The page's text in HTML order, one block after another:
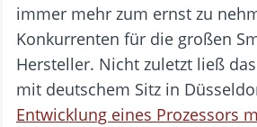
immer mehr zum ernst zu
Konkurrenten für die großen
Hersteller. Nicht zuletzt ließ
mit deutschem Sitz in
Entwicklung eines Prozessors